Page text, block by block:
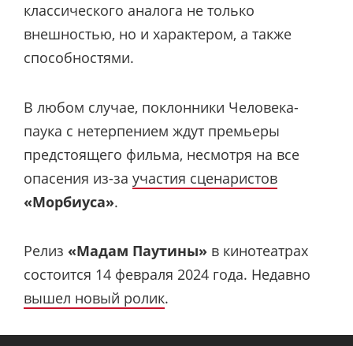
классического аналога не только
внешностью, но и характером, а также
способностями.
В любом случае, поклонники Человека-
паука с нетерпением ждут премьеры
предстоящего фильма, несмотря на все
опасения из-за участия сценаристов
«Морбиуса».
Релиз «Мадам Паутины» в кинотеатрах
состоится 14 февраля 2024 года. Недавно
вышел новый ролик.